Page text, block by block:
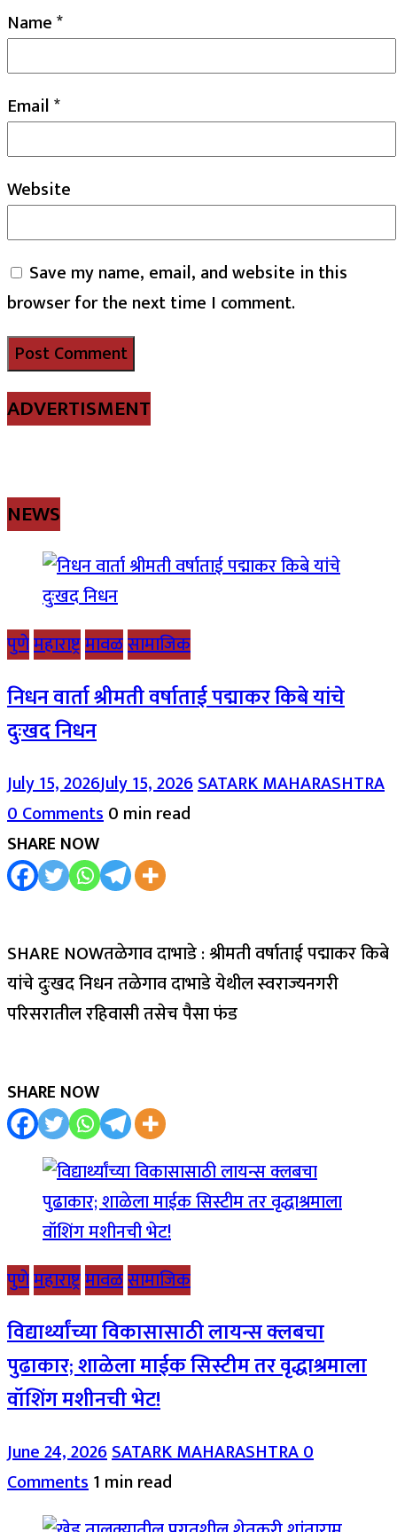
Name*
Email*
Website
Save my name, email, and website in this
browser for the next time I comment.
ADVERTISMENT
NEWS
पुणेमहाराष्ट्रमावळसामाजिक
निधन वार्ता श्रीमती वर्षाताई पद्माकर किबे यांचे
दुःखद निधन
July 15, 2026July 15, 2026SATARK MAHARASHTRA
0 Comments0 min read
SHARE NOW
SHARE NOWतळेगाव दाभाडे : श्रीमती वर्षाताई पद्माकर किबे
यांचे दुःखद निधन तळेगाव दाभाडे येथील स्वराज्यनगरी
परिसरातील रहिवासी तसेच पैसा फंड
SHARE NOW
पुणेमहाराष्ट्रमावळसामाजिक
विद्यार्थ्यांच्या विकासासाठी लायन्स क्लबचा
पुढाकार; शाळेला माईक सिस्टीम तर वृद्धाश्रमाला
वॉशिंग मशीनची भेट!
June 24, 2026SATARK MAHARASHTRA0
Comments1 min read